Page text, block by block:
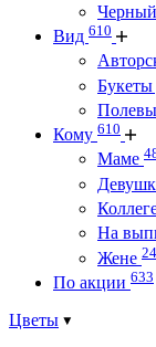
Черный
Вид 610
Букеты
Кому 610
Маме
На
Жене
По акции 633
Цветы